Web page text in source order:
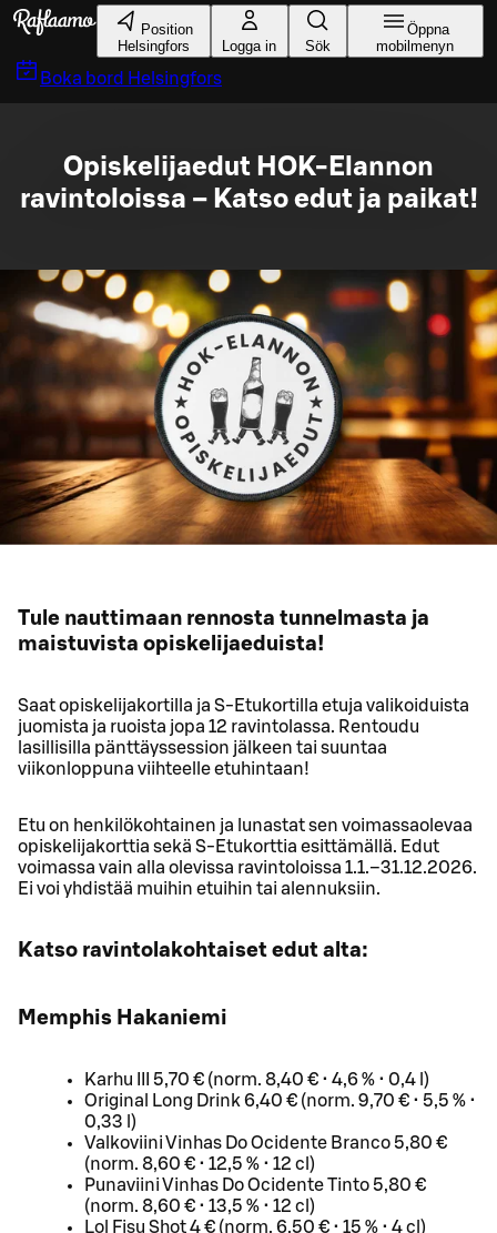
Gå till huvudinnehållet
Position
Helsingfors
Logga in Sök
Öppna
mobilmenyn
Boka bord Helsingfors
Opiskelijaedut HOK-Elannon
ravintoloissa – Katso edut ja paikat!
Tule nauttimaan rennosta tunnelmasta ja
maistuvista opiskelijaeduista!
Saat opiskelijakortilla ja S-Etukortilla etuja valikoiduista
juomista ja ruoista jopa 12 ravintolassa. Rentoudu
lasillisilla pänttäyssession jälkeen tai suuntaa
viikonloppuna viihteelle etuhintaan!
Etu on henkilökohtainen ja lunastat sen voimassaolevaa
opiskelijakorttia sekä S-Etukorttia esittämällä. Edut
voimassa vain alla olevissa ravintoloissa 1.1.–31.12.2026.
Ei voi yhdistää muihin etuihin tai alennuksiin.
Katso ravintolakohtaiset edut alta:
Memphis Hakaniemi
Karhu III 5,70 € (norm. 8,40 € • 4,6 % • 0,4 l)
Original Long Drink 6,40 € (norm. 9,70 € • 5,5 % •
0,33 l)
Valkoviini Vinhas Do Ocidente Branco 5,80 €
(norm. 8,60 € • 12,5 % • 12 cl)
Punaviini Vinhas Do Ocidente Tinto 5,80 €
(norm. 8,60 € • 13,5 % • 12 cl)
Lol Fisu Shot 4 € (norm. 6,50 € • 15 % • 4 cl)